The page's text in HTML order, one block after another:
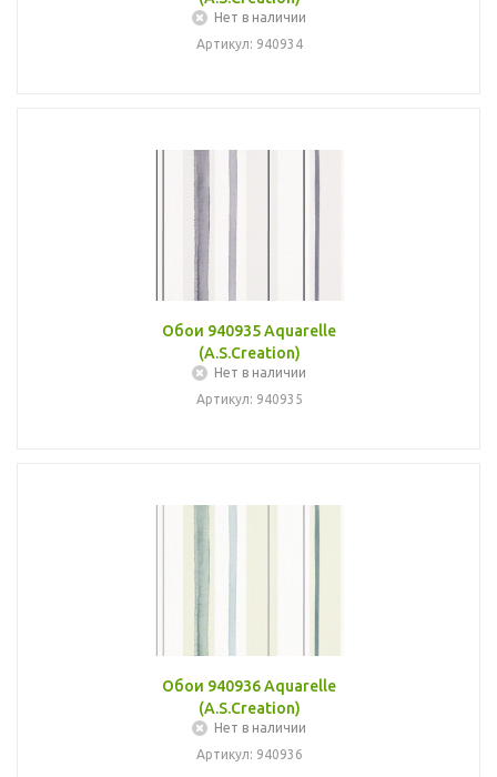
Нет в наличии
Артикул: 940934
Обои 940935 Aquarelle
(A.S.Creation)
Нет в наличии
Артикул: 940935
Обои 940936 Aquarelle
(A.S.Creation)
Нет в наличии
Артикул: 940936